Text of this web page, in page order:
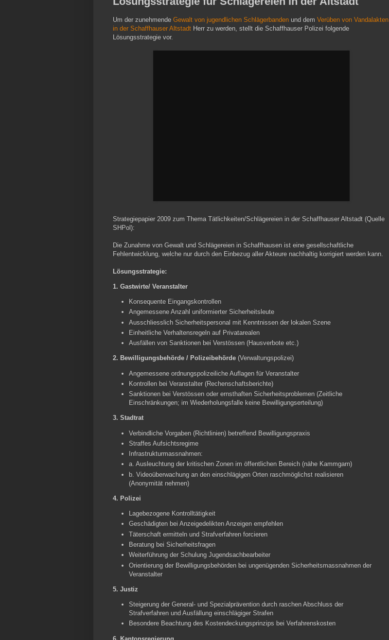
Um der zunehmende Gewalt von jugendlichen Schlägerbanden und dem Verüben von Vandalakten
in der Schaffhauser Altstadt Herr zu werden, stellt die Schaffhauser Polizei folgende
Lösungsstrategie vor.
Strategiepapier 2009 zum Thema Tätlichkeiten/Schlägereien in der Schaffhauser Altstadt (Quelle
SHPol):
Die Zunahme von Gewalt und Schlägereien in Schaffhausen ist eine gesellschaftliche
Fehlentwicklung, welche nur durch den Einbezug aller Akteure nachhaltig korrigiert werden kann.
Lösungsstrategie:
1. Gastwirte/ Veranstalter
Konsequente Eingangskontrollen
Angemessene Anzahl uniformierter Sicherheitsleute
Ausschliesslich Sicherheitspersonal mit Kenntnissen der lokalen Szene
Einheitliche Verhaltensregeln auf Privatarealen
Ausfällen von Sanktionen bei Verstössen (Hausverbote etc.)
2. Bewilligungsbehörde / Polizeibehörde (Verwaltungspolizei)
Angemessene ordnungspolizeiliche Auflagen für Veranstalter
Kontrollen bei Veranstalter (Rechenschaftsberichte)
Sanktionen bei Verstössen oder ernsthaften Sicherheitsproblemen (Zeitliche
Einschränkungen; im Wiederholungsfalle keine Bewilligungserteilung)
3. Stadtrat
Verbindliche Vorgaben (Richtlinien) betreffend Bewilligungspraxis
Straffes Aufsichtsregime
Infrastrukturmassnahmen:
a. Ausleuchtung der kritischen Zonen im öffentlichen Bereich (nähe Kammgarn)
b. Videoüberwachung an den einschlägigen Orten raschmöglichst realisieren
(Anonymität nehmen)
4. Polizei
Lagebezogene Kontrolltätigkeit
Geschädigten bei Anzeigedelikten Anzeigen empfehlen
Täterschaft ermitteln und Strafverfahren forcieren
Beratung bei Sicherheitsfragen
Weiterführung der Schulung Jugendsachbearbeiter
Orientierung der Bewilligungsbehörden bei ungenügenden Sicherheitsmassnahmen der
Veranstalter
5. Justiz
Steigerung der General- und Spezialprävention durch raschen Abschluss der
Strafverfahren und Ausfällung einschlägiger Strafen
Besondere Beachtung des Kostendeckungsprinzips bei Verfahrenskosten
6. Kantonsregierung